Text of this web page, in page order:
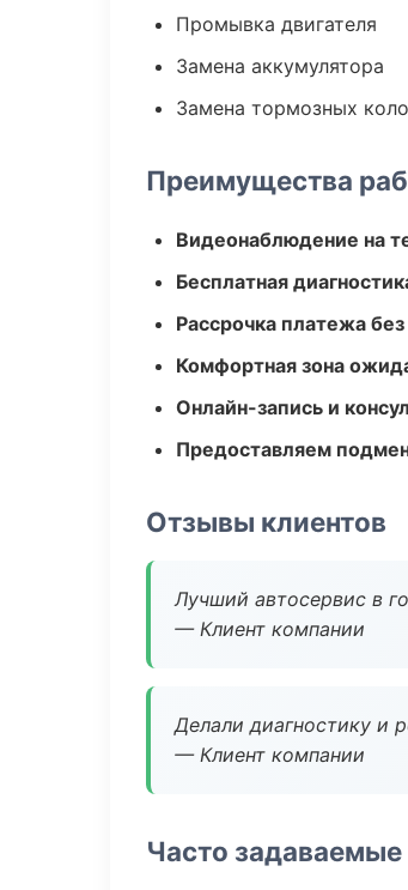
Промывка двигателя
Замена аккумулятора
Замена тормозных
Преимущества
Видеонаблюдение на
Бесплатная
Рассрочка платежа
Комфортная зона
Онлайн-запись и
Предоставляем
Отзывы клиентов
Лучший автосервис в
— Клиент компании
Делали диагностику и
— Клиент компании
Часто